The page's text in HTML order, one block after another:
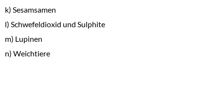
k) Sesamsamen
l) Schwefeldioxid und Sulphite
m) Lupinen
n) Weichtiere